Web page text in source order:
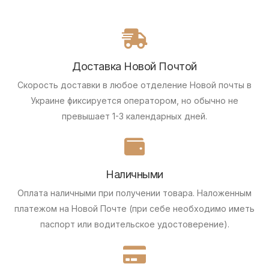
Доставка Новой Почтой
Скорость доставки в любое отделение Новой почты в
Украине фиксируется оператором, но обычно не
превышает 1-3 календарных дней.
Наличными
Оплата наличными при получении товара. Наложенным
платежом на Новой Почте (при себе необходимо иметь
паспорт или водительское удостоверение).